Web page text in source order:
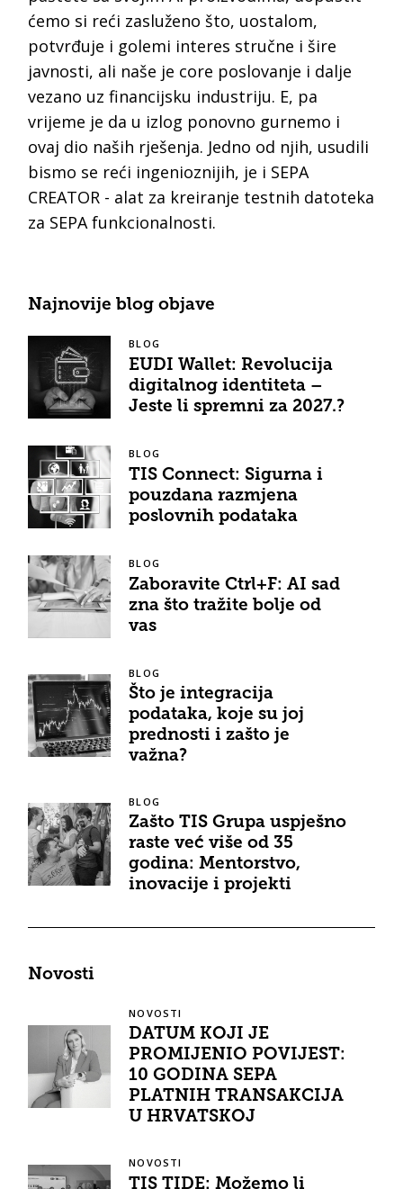
ćemo si reći zasluženo što, uostalom,
potvrđuje i golemi interes stručne i šire
javnosti, ali naše je core poslovanje i dalje
vezano uz financijsku industriju. E, pa
vrijeme je da u izlog ponovno gurnemo i
ovaj dio naših rješenja. Jedno od njih, usudili
bismo se reći ingenioznijih, je i SEPA
CREATOR - alat za kreiranje testnih datoteka
za SEPA funkcionalnosti.
Najnovije blog objave
BLOG
EUDI Wallet: Revolucija
digitalnog identiteta –
Jeste li spremni za 2027.?
BLOG
TIS Connect: Sigurna i
pouzdana razmjena
poslovnih podataka
BLOG
Zaboravite Ctrl+F: AI sad
zna što tražite bolje od
vas
BLOG
Što je integracija
podataka, koje su joj
prednosti i zašto je
važna?
BLOG
Zašto TIS Grupa uspješno
raste već više od 35
godina: Mentorstvo,
inovacije i projekti
Novosti
NOVOSTI
DATUM KOJI JE
PROMIJENIO POVIJEST:
10 GODINA SEPA
PLATNIH TRANSAKCIJA
U HRVATSKOJ
NOVOSTI
TIS TIDE: Možemo li